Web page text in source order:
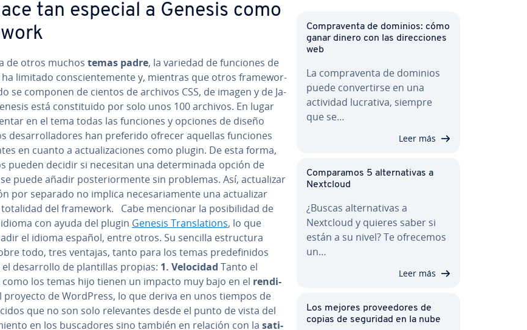
tan especial a Genesis como
de otros muchos temas padre, la variedad de funciones de
ha limitado co­n­s­cie­n­te­me­n­te y, mientras que otros fra­me­wo­r­
se componen de cientos de archivos CSS, de imagen y de Ja­
está co­n­s­ti­tui­do por solo unos 100 archivos. En lugar
en el tema todas las funciones y opciones de diseño
de­sa­rro­lla­do­res han preferido ofrecer aquellas funciones
en cuanto a ac­tua­li­za­cio­nes como plugin. De esta forma,
pueden decidir si necesitan una de­te­r­mi­na­da opción de
puede añadir po­s­te­rio­r­me­n­te sin problemas. Así, ac­tua­li­zar
por separado no implica ne­ce­sa­ria­me­n­te una ac­tua­li­zar
del framework. Cabe mencionar la po­si­bi­li­dad de
con ayuda del plugin Genesis Tra­n­s­la­tio­ns, lo que
el idioma español, entre otros. Su sencilla es­tru­c­tu­ra
todo, tres ventajas, tanto para los temas pre­de­fi­ni­dos
de­sa­rro­llo de pla­n­ti­llas propias: 1. Velocidad Tanto el
los temas hijo tienen un impacto muy bajo en el re­n­di­
proyecto de WordPress, lo que deriva en unos tiempos de
que no son solo re­le­va­n­tes desde el punto de vista del
en los bu­s­ca­do­res sino también en relación con la sa­ti­
Co­m­pra­ve­n­ta de dominios: cómo
ganar dinero con las di­re­c­cio­nes
web
La co­m­pra­ve­n­ta de dominios
puede co­n­ve­r­ti­r­se en una
actividad lucrativa, siempre
que se…
Leer más
Co­m­pa­ra­mos 5 al­te­r­na­ti­vas a
Nextcloud
¿Buscas al­te­r­na­ti­vas a
Nextcloud y quieres saber si
están a su nivel? Te ofrecemos
un…
Leer más
Los mejores pro­vee­do­res de
copias de seguridad en la nube